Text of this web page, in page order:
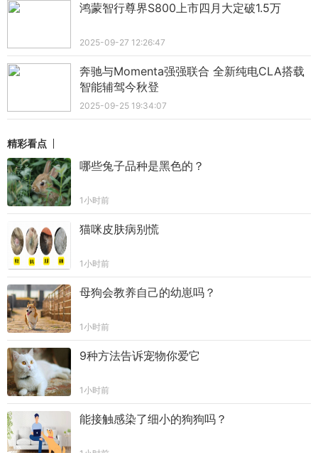
鸿蒙智行尊界S800上市四月大定破1.5万
2025-09-27 12:26:47
奔驰与Momenta强强联合 全新纯电CLA搭载
智能辅驾今秋登
2025-09-25 19:34:07
精彩看点
哪些兔子品种是黑色的？
1小时前
猫咪皮肤病别慌
1小时前
母狗会教养自己的幼崽吗？
1小时前
9种方法告诉宠物你爱它
1小时前
能接触感染了细小的狗狗吗？